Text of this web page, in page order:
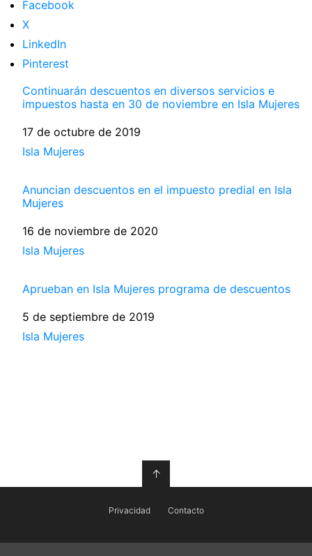
Facebook
X
LinkedIn
Pinterest
Continuarán descuentos en diversos servicios e
impuestos hasta en 30 de noviembre en Isla Mujeres
Fecha
17 de octubre de 2019
Respecto a
Isla Mujeres
Anuncian descuentos en el impuesto predial en Isla
Mujeres
Fecha
16 de noviembre de 2020
Respecto a
Isla Mujeres
Aprueban en Isla Mujeres programa de descuentos
Fecha
5 de septiembre de 2019
Respecto a
Isla Mujeres
↑
Privacidad Contacto